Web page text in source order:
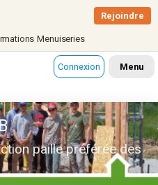
Menuiseries
Rejoindre
Connexion Menu
paille préférée des